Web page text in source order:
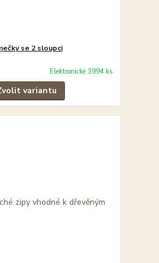
se 2 sloupci
Elektronické 3994 ks
variantu